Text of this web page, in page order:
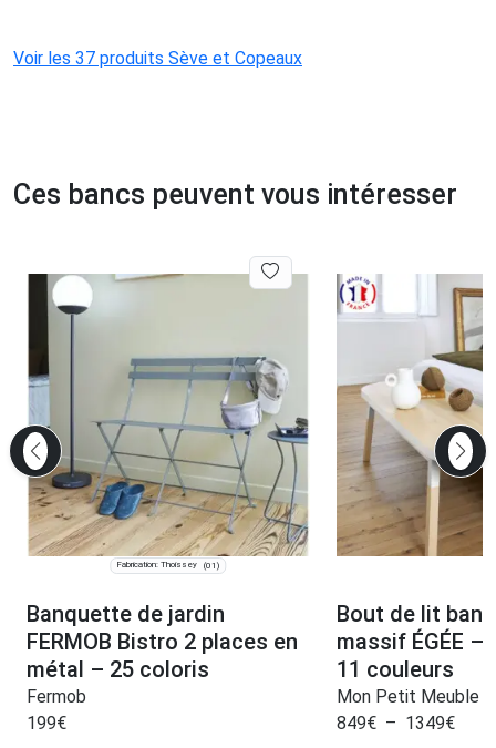
Voir les 37 produits Sève et Copeaux
Ces bancs peuvent vous intéresser
Fabrication: Thoissey (01)
Banquette de jardin
FERMOB Bistro 2 places en
métal – 25 coloris
Fermob
199€
Bout de lit
massif ÉGÉE –
11 couleurs
Mon Petit Meuble
849€ – 1349€